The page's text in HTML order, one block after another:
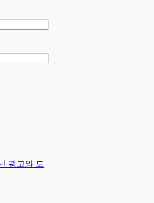
광고와 도